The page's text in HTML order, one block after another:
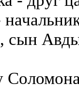
сын